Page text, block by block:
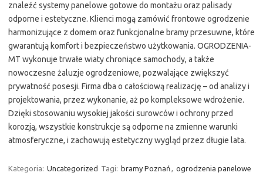
znaleźć systemy panelowe gotowe do montażu oraz palisady
odporne i estetyczne. Klienci mogą zamówić frontowe ogrodzenie
harmonizujące z domem oraz funkcjonalne bramy przesuwne, które
gwarantują komfort i bezpieczeństwo użytkowania. OGRODZENIA-
MT wykonuje trwałe wiaty chroniące samochody, a także
nowoczesne żaluzje ogrodzeniowe, pozwalające zwiększyć
prywatność posesji. Firma dba o całościową realizację – od analizy i
projektowania, przez wykonanie, aż po kompleksowe wdrożenie.
Dzięki stosowaniu wysokiej jakości surowców i ochrony przed
korozją, wszystkie konstrukcje są odporne na zmienne warunki
atmosferyczne, i zachowują estetyczny wygląd przez długie lata.
Kategoria: Uncategorized Tagi: bramy Poznań, ogrodzenia panelowe